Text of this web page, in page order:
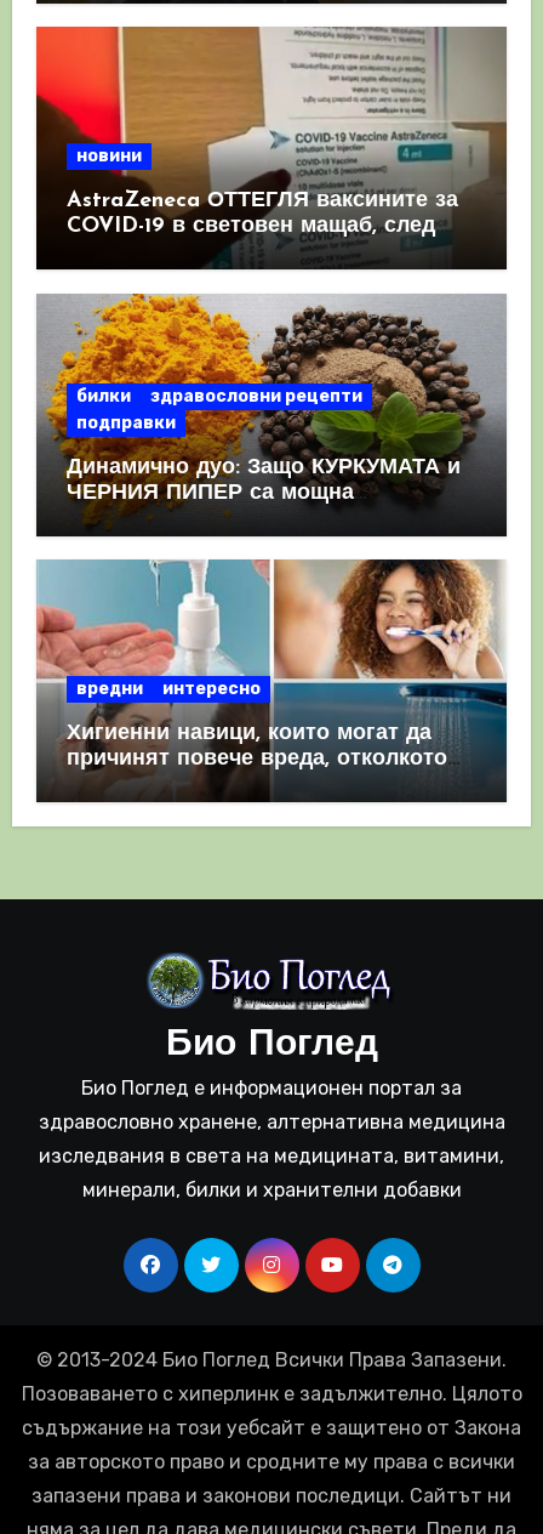
новини
AstraZeneca ОТТЕГЛЯ ваксините за
COVID-19 в световен мащаб, след
като призна, че те причиняват
билки
здравословни рецепти
подправки
Динамично дуо: Защо КУРКУМАТА и
ЧЕРНИЯ ПИПЕР са мощна
комбинация
вредни интересно
Хигиенни навици, които могат да
причинят повече вреда, отколкото
полза
Био Поглед
Био Поглед е информационен портал за
здравословно хранене, алтернативна медицина
изследвания в света на медицината, витамини,
минерали, билки и хранителни добавки
© 2013-2024 Био Поглед Всички Права Запазени.
Позоваването с хиперлинк е задължително. Цялото
съдържание на този уебсайт е защитено от Закона
за авторското право и сродните му права с всички
запазени права и законови последици. Сайтът ни
няма за цел да дава медицински съвети. Преди да